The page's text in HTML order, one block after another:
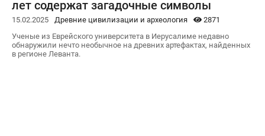
лет содержат загадочные символы
15.02.2025 Древние цивилизации и археология
2871
Ученые из Еврейского университета в Иерусалиме недавно
обнаружили нечто необычное на древних артефактах, найденных
в регионе Леванта.